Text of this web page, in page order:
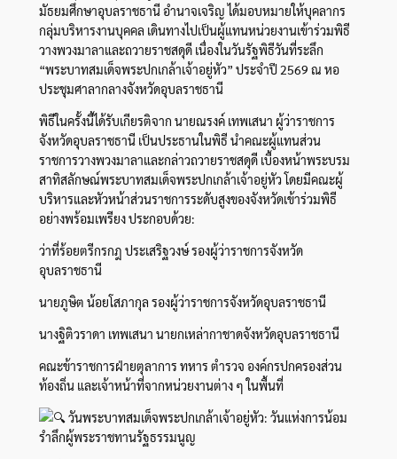
มัธยมศึกษาอุบลราชธานี อำนาจเจริญ ได้มอบหมายให้บุคลากร
กลุ่มบริหารงานบุคคล เดินทางไปเป็นผู้แทนหน่วยงานเข้าร่วมพิธี
วางพวงมาลาและถวายราชสดุดี เนื่องในวันรัฐพิธีวันที่ระลึก
“พระบาทสมเด็จพระปกเกล้าเจ้าอยู่หัว” ประจำปี 2569 ณ หอ
ประชุมศาลากลางจังหวัดอุบลราชธานี
พิธีในครั้งนี้ได้รับเกียรติจาก นายณรงค์ เทพเสนา ผู้ว่าราชการ
จังหวัดอุบลราชธานี เป็นประธานในพิธี นำคณะผู้แทนส่วน
ราชการวางพวงมาลาและกล่าวถวายราชสดุดี เบื้องหน้าพระบรม
สาทิสลักษณ์พระบาทสมเด็จพระปกเกล้าเจ้าอยู่หัว โดยมีคณะผู้
บริหารและหัวหน้าส่วนราชการระดับสูงของจังหวัดเข้าร่วมพิธี
อย่างพร้อมเพรียง ประกอบด้วย:
ว่าที่ร้อยตรีกรกฎ ประเสริฐวงษ์ รองผู้ว่าราชการจังหวัด
อุบลราชธานี
นายภูษิต น้อยโสภากุล รองผู้ว่าราชการจังหวัดอุบลราชธานี
นางฐิติวราดา เทพเสนา นายกเหล่ากาชาดจังหวัดอุบลราชธานี
คณะข้าราชการฝ่ายตุลาการ ทหาร ตำรวจ องค์กรปกครองส่วน
ท้องถิ่น และเจ้าหน้าที่จากหน่วยงานต่าง ๆ ในพื้นที่
วันพระบาทสมเด็จพระปกเกล้าเจ้าอยู่หัว: วันแห่งการน้อม
รำลึกผู้พระราชทานรัฐธรรมนูญ